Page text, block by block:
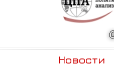
Новости